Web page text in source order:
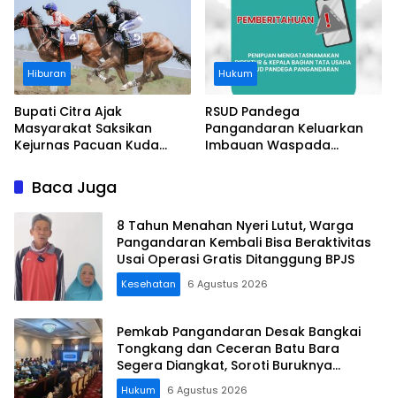
Hiburan
Bupati Citra Ajak
Masyarakat Saksikan
Kejurnas Pacuan Kuda
Legokjawa
Hukum
RSUD Pandega
Pangandaran Keluarkan
Imbauan Waspada
Baca Juga
8 Tahun Menahan Nyeri Lutut, Warga
Pangandaran Kembali Bisa Beraktivitas
Usai Operasi Gratis Ditanggung BPJS
Kesehatan 6 Agustus 2026
Pemkab Pangandaran Desak Bangkai
Tongkang dan Ceceran Batu Bara
Segera Diangkat, Soroti Buruknya
Koordinasi Perusahaan
Hukum 6 Agustus 2026